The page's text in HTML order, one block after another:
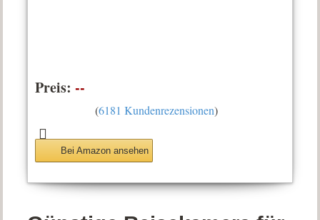
Preis: --
(6181 Kundenrezensionen)
Bei Amazon ansehen